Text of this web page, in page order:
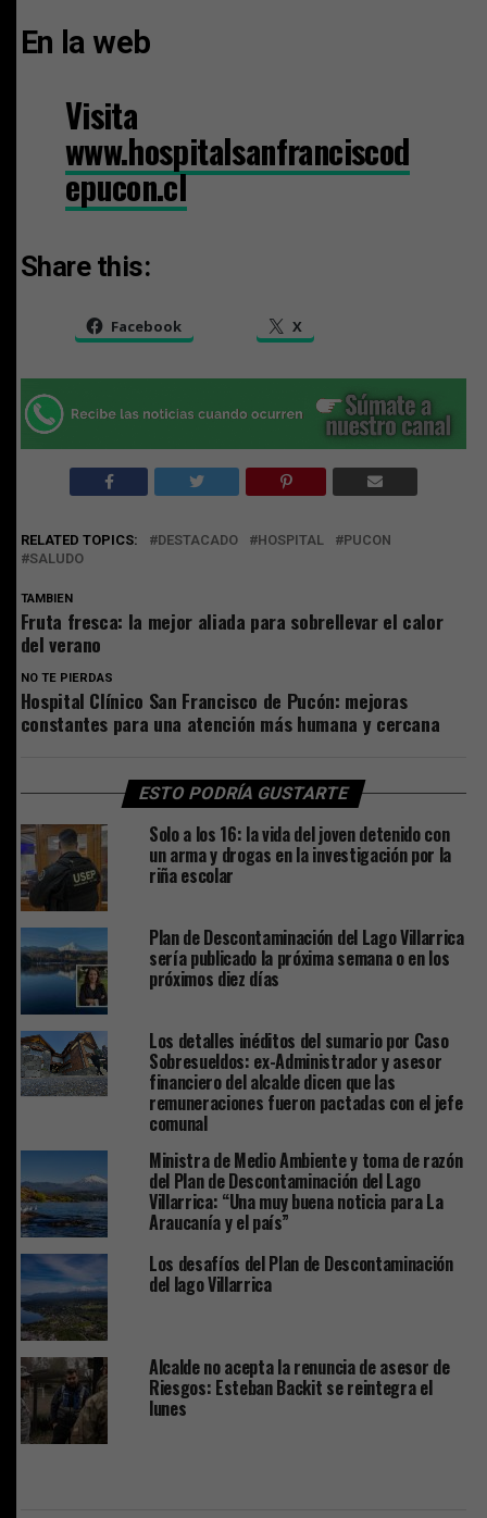
En la web
Visita
www.hospitalsanfranciscod
epucon.cl
Share this:
Facebook X
RELATED TOPICS: DESTACADO HOSPITAL
PUCON
SALUDO
TAMBIEN
Fruta fresca: la mejor aliada para sobrellevar el calor
del verano
NO TE PIERDAS
Hospital Clínico San Francisco de Pucón: mejoras
constantes para una atención más humana y cercana
ESTO PODRÍA GUSTARTE
Solo a los 16: la vida del joven detenido con
un arma y drogas en la investigación por la
riña escolar
Plan de Descontaminación del Lago Villarrica
sería publicado la próxima semana o en los
próximos diez días
Los detalles inéditos del sumario por Caso
Sobresueldos: ex-Administrador y asesor
financiero del alcalde dicen que las
remuneraciones fueron pactadas con el jefe
comunal
Ministra de Medio Ambiente y toma de razón
del Plan de Descontaminación del Lago
Villarrica: “Una muy buena noticia para La
Araucanía y el país”
Los desafíos del Plan de Descontaminación
del lago Villarrica
Alcalde no acepta la renuncia de asesor de
Riesgos: Esteban Backit se reintegra el
lunes